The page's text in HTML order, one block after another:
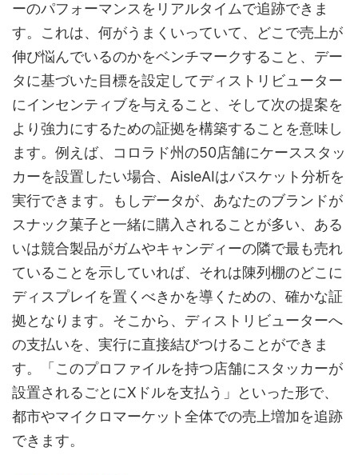
ーのパフォーマンスをリアルタイムで追跡できま
す。これは、何がうまくいっていて、どこで売上が
伸び悩んでいるのかをベンチマークすること、デー
タに基づいた目標を設定してディストリビューター
にインセンティブを与えること、そして次の提案を
より強力にするための証拠を構築することを意味し
ます。例えば、コロラド州の50店舗にケーススタッ
カーを設置したい場合、AisleAIはバスケット分析を
実行できます。もしデータが、あなたのブランドが
スナック菓子と一緒に購入されることが多い、ある
いは競合製品がガムやキャンディーの隣で最も売れ
ていることを示していれば、それは陳列棚のどこに
ディスプレイを置くべきかを導くための、確かな証
拠となります。そこから、ディストリビューターへ
の支払いを、実行に直接結びつけることができま
す。「このプロファイルを持つ店舗にスタッカーが
設置されるごとにXドルを支払う」といった形で、
都市やマイクロマーケット全体での売上増加を追跡
できます。